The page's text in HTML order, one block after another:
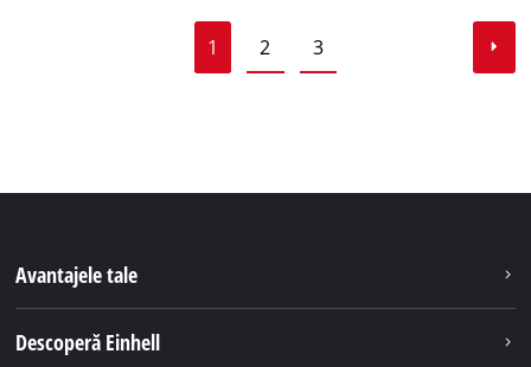
1 2 3
Avantajele tale
Descoperă Einhell